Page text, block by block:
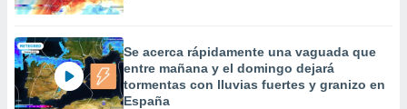
Se acerca rápidamente una vaguada que
entre mañana y el domingo dejará
tormentas con lluvias fuertes y granizo en
España